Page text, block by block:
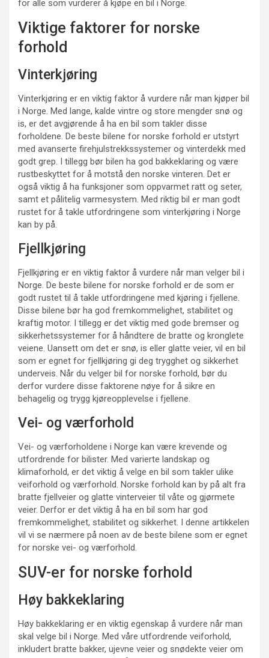
for alle som vurderer å kjøpe en bil i Norge.
Viktige faktorer for norske
forhold
Vinterkjøring
Vinterkjøring er en viktig faktor å vurdere når man kjøper bil
i Norge. Med lange, kalde vintre og store mengder snø og
is, er det avgjørende å ha en bil som takler disse
forholdene. De beste bilene for norske forhold er utstyrt
med avanserte firehjulstrekkssystemer og vinterdekk med
godt grep. I tillegg bør bilen ha god bakkeklaring og være
rustbeskyttet for å motstå den norske vinteren. Det er
også viktig å ha funksjoner som oppvarmet ratt og seter,
samt et pålitelig varmesystem. Med riktig bil er man godt
rustet for å takle utfordringene som vinterkjøring i Norge
kan by på.
Fjellkjøring
Fjellkjøring er en viktig faktor å vurdere når man velger bil i
Norge. De beste bilene for norske forhold er de som er
godt rustet til å takle utfordringene med kjøring i fjellene.
Disse bilene bør ha god fremkommelighet, stabilitet og
kraftig motor. I tillegg er det viktig med gode bremser og
sikkerhetssystemer for å håndtere de bratte og kronglete
veiene. Uansett om det er snø, is eller glatte veier, vil en bil
som er egnet for fjellkjøring gi deg trygghet og sikkerhet
underveis. Når du velger bil for norske forhold, bør du
derfor vurdere disse faktorene nøye for å sikre en
behagelig og trygg kjøreopplevelse i fjellene.
Vei- og værforhold
Vei- og værforholdene i Norge kan være krevende og
utfordrende for bilister. Med varierte landskap og
klimaforhold, er det viktig å velge en bil som takler ulike
veiforhold og værforhold. Norske forhold kan by på alt fra
bratte fjellveier og glatte vinterveier til våte og gjørmete
veier. Derfor er det viktig å ha en bil som har god
fremkommelighet, stabilitet og sikkerhet. I denne artikkelen
vil vi se nærmere på noen av de beste bilene som er egnet
for norske vei- og værforhold.
SUV-er for norske forhold
Høy bakkeklaring
Høy bakkeklaring er en viktig egenskap å vurdere når man
skal velge bil i Norge. Med våre utfordrende veiforhold,
inkludert bratte bakker, ujevne veier og snødekte veier om